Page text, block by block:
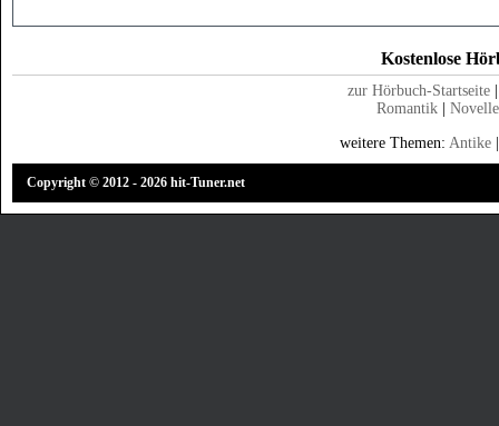
Kostenlose
zur Hörbuch-Startseite
Romantik
weitere Themen: Antike
Copyright © 2012 - 2026 hit-Tuner.net